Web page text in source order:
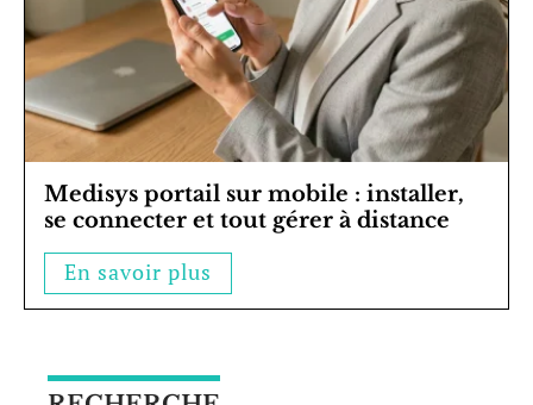
Medisys portail sur mobile : installer,
se connecter et tout gérer à distance
En savoir plus